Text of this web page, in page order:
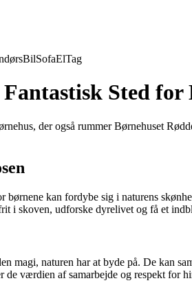
BilSofaElTag
Sted
der også rummer Børnehuset
børnene kan fordybe sig i naturens
i skoven, udforske dyrelivet og få et
magi, naturen har at byde på. De kan
de værdien af samarbejde og respekt for